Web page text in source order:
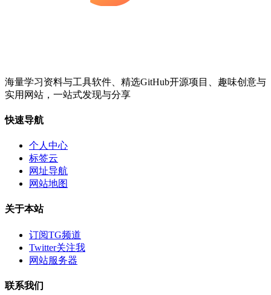
海量学习资料与工具软件、精选GitHub开源项目、趣味创意与
实用网站，一站式发现与分享
快速导航
个人中心
标签云
网址导航
网站地图
关于本站
订阅TG频道
Twitter关注我
网站服务器
联系我们